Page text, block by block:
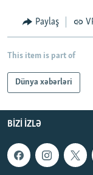
XƏBƏRPaylaş
This item is part of
Dünya xəbərləri
BIZI IZLƏ